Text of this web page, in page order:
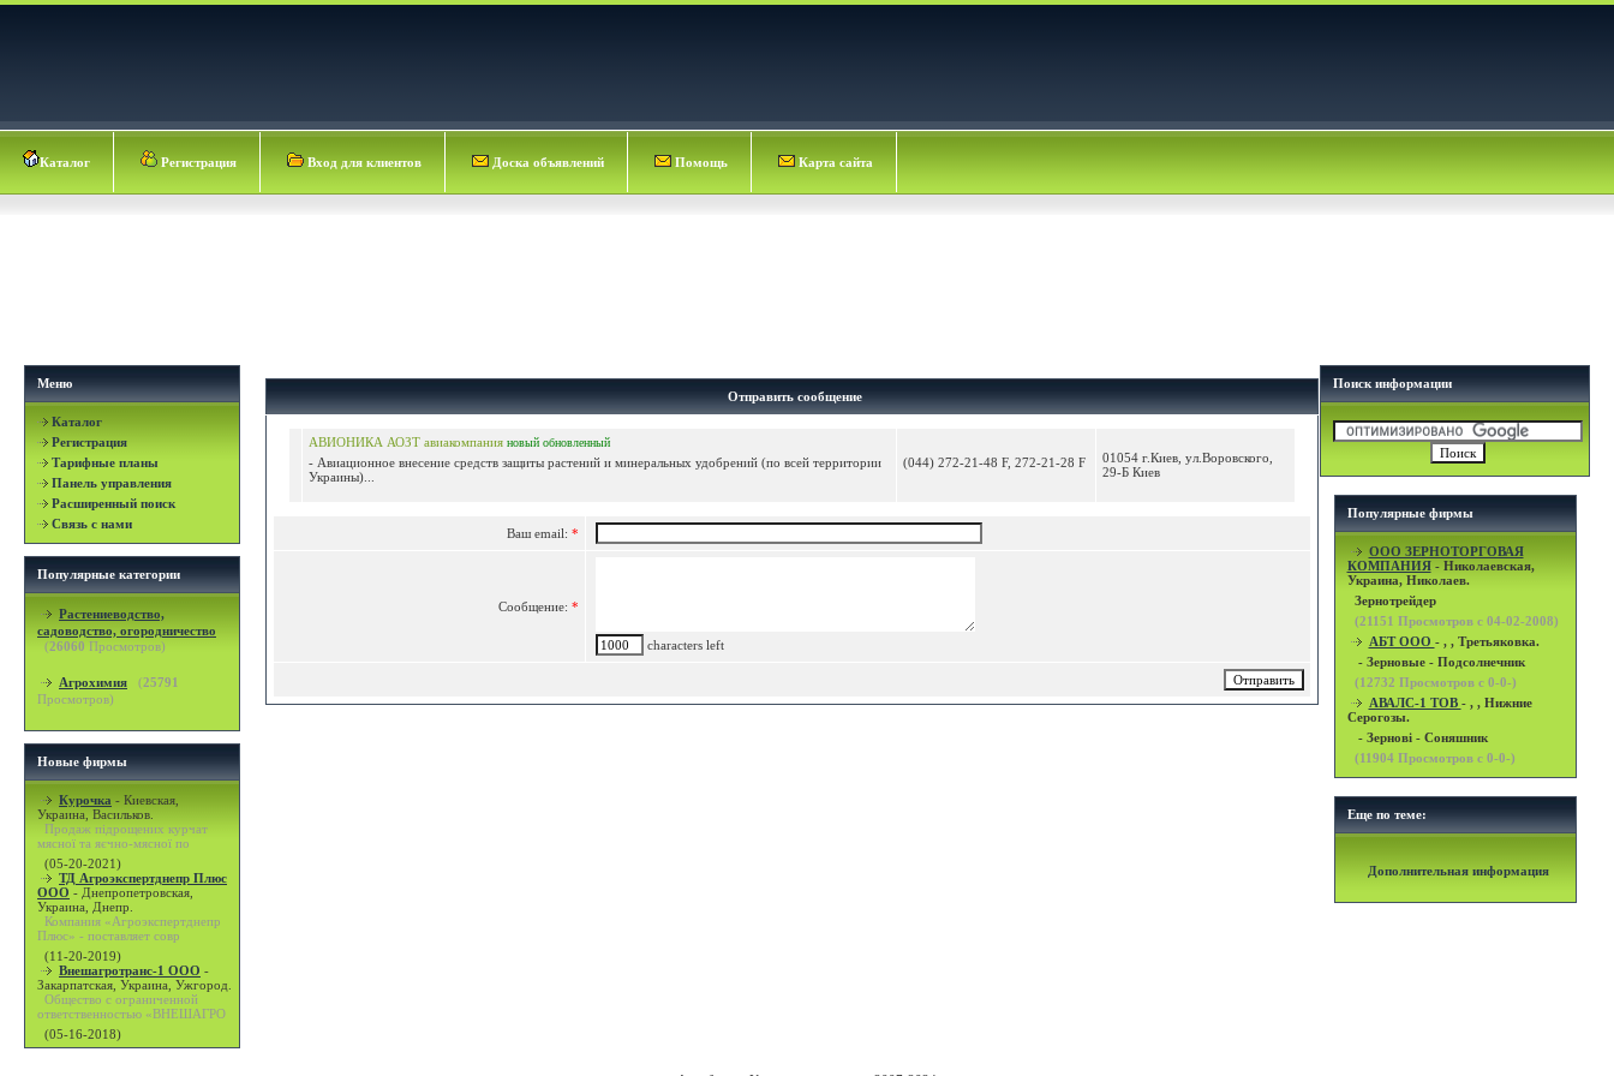
Каталог Регистрация Вход для клиентов Доска объявлений Помощь Карта сайта
Меню
Каталог
Регистрация
Тарифные планы
Панель управления
Расширенный поиск
Связь с нами
Популярные категории
Растениеводство,
садоводство, огородничество
(26060 Просмотров)
Агрохимия (25791
Просмотров)
Новые фирмы
Курочка - Киевская,
Украина, Васильков.
Продаж підрощених курчат
мясної та яєчно-мясної по
(05-20-2021)
ТД Агроэкспертднепр Плюс
ООО - Днепропетровская,
Украина, Днепр.
Компания «Агроэкспертднепр
Плюс» - поставляет совр
(11-20-2019)
Внешагротранс-1 ООО -
Закарпатская, Украина, Ужгород.
Общество с ограниченной
ответственностью «ВНЕШАГРО
(05-16-2018)
Отправить сообщение
АВИОНИКА АОЗТ авиакомпания новый обновленный
- Авиационное внесение средств защиты растений и минеральных удобрений (по всей территории
Украины)...
(044) 272-21-48 F, 272-21-28 F
01054 г.Киев, ул.Воровского,
29-Б Киев
Ваш email: *
Сообщение: *
characters left
Поиск информации
Популярные фирмы
OOO ЗЕРНОТОРГОВАЯ
КОМПАНИЯ- Николаевская,
Украина, Николаев.
Зернотрейдер
(21151 Просмотров с 04-02-2008)
АБТ ООО - , , Третьяковка.
- Зерновые - Подсолнечник
(12732 Просмотров с 0-0-)
АВАЛС-1 ТОВ - , , Нижние
Серогозы.
- Зернові - Соняшник
(11904 Просмотров с 0-0-)
Еще по теме:
Дополнительная информация